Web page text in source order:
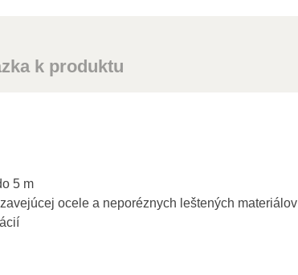
k produktu
5 m
ocele a neporéznych leštených materiálov